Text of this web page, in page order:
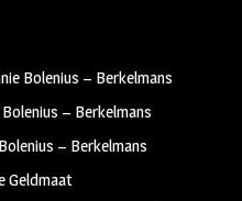
Bolenius – Berkelmans
– Berkelmans
– Berkelmans
Geldmaat